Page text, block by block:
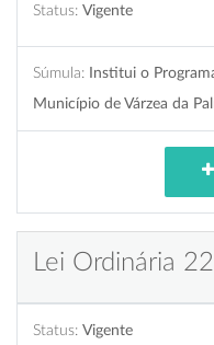
Status: Vigente
Súmula: Institui o
Município de Várzea da
Lei Ordinária
Status: Vigente